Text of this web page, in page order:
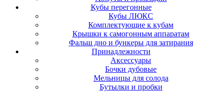
Кубы перегонные
Кубы ЛЮКС
Комплектующие к кубам
Крышки к самогонным аппаратам
Фальш дно и бункеры для затирания
Принадлежности
Аксессуары
Бочки дубовые
Мельницы для солода
Бутылки и пробки